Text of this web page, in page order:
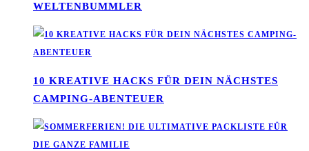
WELTENBUMMLER
10 KREATIVE HACKS FÜR DEIN NÄCHSTES
CAMPING-ABENTEUER